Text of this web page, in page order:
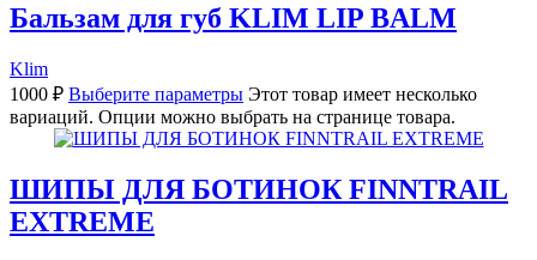
Бальзам для губ KLIM LIP BALM
Klim
1000 ₽ Выберите параметры Этот товар имеет несколько
вариаций. Опции можно выбрать на странице товара.
ШИПЫ ДЛЯ БОТИНОК FINNTRAIL
EXTREME